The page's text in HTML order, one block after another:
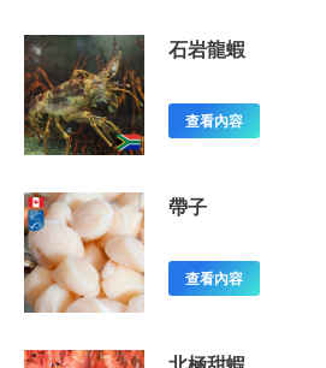
石岩龍蝦
查看內容
帶子
查看內容